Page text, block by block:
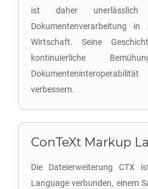
ist daher
Dokumentenverarbeitung
Wirtschaft. Seine
kontinuierliche
verbessern.
ConTeXt Markup
Die Dateierweiterung CTX
Language verbunden, einem